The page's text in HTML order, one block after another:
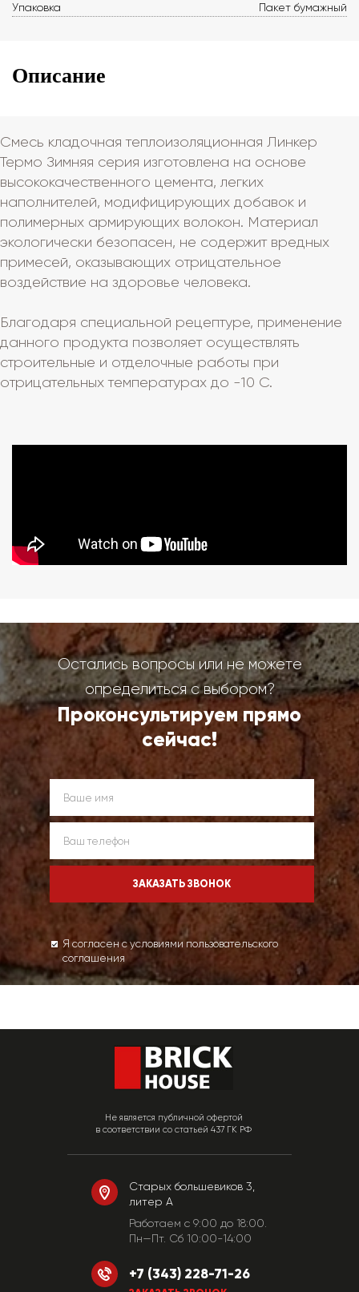
Упаковка
Пакет бумажный
Описание
Смесь кладочная теплоизоляционная Линкер
Термо Зимняя серия изготовлена на основе
высококачественного цемента, легких
наполнителей, модифицирующих добавок и
полимерных армирующих волокон. Материал
экологически безопасен, не содержит вредных
примесей, оказывающих отрицательное
воздействие на здоровье человека.
Благодаря специальной рецептуре, применение
данного продукта позволяет осуществлять
строительные и отделочные работы при
отрицательных температурах до -10 С.
Остались вопросы или не можете
определиться с выбором?
Проконсультируем прямо
сейчас!
Я согласен с условиями пользовательского
соглашения
Не является публичной офертой
в соответствии со статьей 437 ГК РФ
Старых большевиков 3,
литер А
Работаем c 9:00 до 18:00.
Пн—Пт. Сб 10:00-14:00
+7 (343) 228-71-26